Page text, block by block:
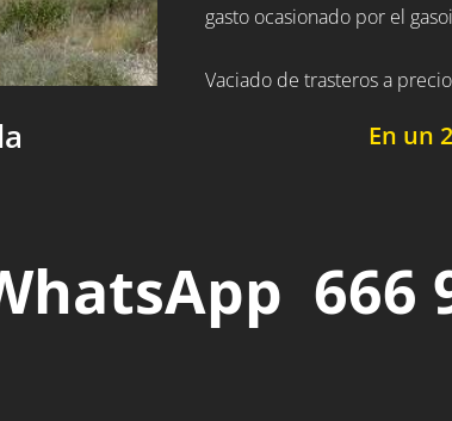
gasto ocasionado por el
Vaciado de trasteros a
En un
666